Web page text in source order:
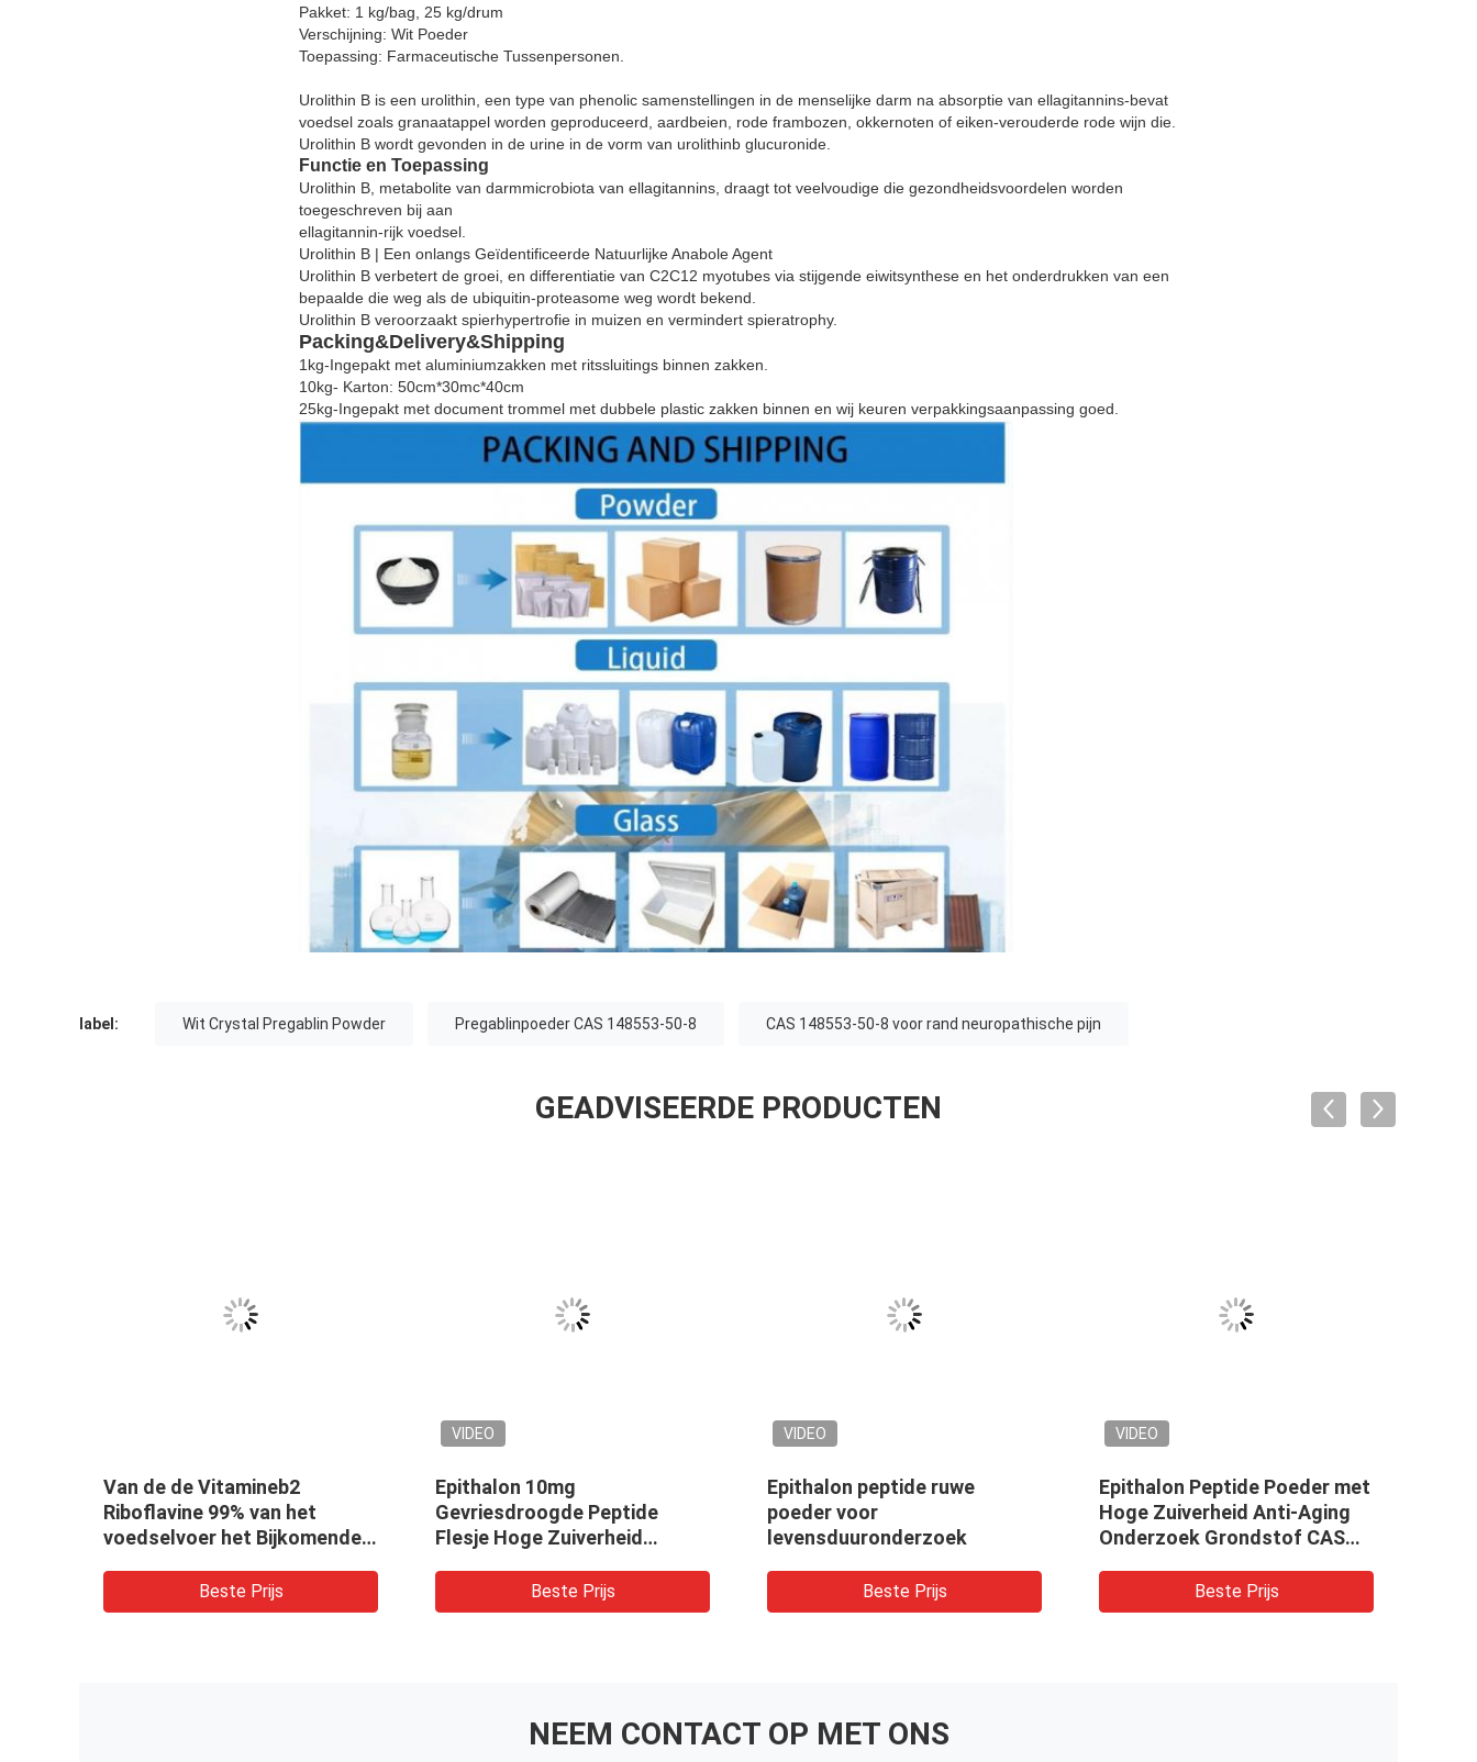
Pakket: 1 kg/bag, 25 kg/drum
Verschijning: Wit Poeder
Toepassing: Farmaceutische Tussenpersonen.
Urolithin B is een urolithin, een type van phenolic samenstellingen in de menselijke darm na absorptie van ellagitannins-bevat
voedsel zoals granaatappel worden geproduceerd, aardbeien, rode frambozen, okkernoten of eiken-verouderde rode wijn die.
Urolithin B wordt gevonden in de urine in de vorm van urolithinb glucuronide.
Functie en Toepassing
Urolithin B, metabolite van darmmicrobiota van ellagitannins, draagt tot veelvoudige die gezondheidsvoordelen worden
toegeschreven bij aan
ellagitannin-rijk voedsel.
Urolithin B | Een onlangs Geïdentificeerde Natuurlijke Anabole Agent
Urolithin B verbetert de groei, en differentiatie van C2C12 myotubes via stijgende eiwitsynthese en het onderdrukken van een
bepaalde die weg als de ubiquitin-proteasome weg wordt bekend.
Urolithin B veroorzaakt spierhypertrofie in muizen en vermindert spieratrophy.
Packing&Delivery&Shipping
1kg-Ingepakt met aluminiumzakken met ritssluitings binnen zakken.
10kg- Karton: 50cm*30mc*40cm
25kg-Ingepakt met document trommel met dubbele plastic zakken binnen en wij keuren verpakkingsaanpassing goed.
label: Wit Crystal Pregablin Powder Pregablinpoeder CAS 148553-50-8 CAS 148553-50-8 voor rand neuropathische pijn
GEADVISEERDE PRODUCTEN
Van de de Vitamineb2
Riboflavine 99% van het
voedselvoer het Bijkomende
Beste Prijs
VIDEO
Epithalon 10mg
Gevriesdroogde Peptide
Flesje Hoge Zuiverheid
Onderzoeksdoeleinden
Beste Prijs
VIDEO
Epithalon peptide ruwe
poeder voor
levensduuronderzoek
Beste Prijs
VIDEO
Epithalon Peptide Poeder met
Hoge Zuiverheid Anti-Aging
Onderzoek Grondstof CAS
Beste Prijs
NEEM CONTACT OP MET ONS